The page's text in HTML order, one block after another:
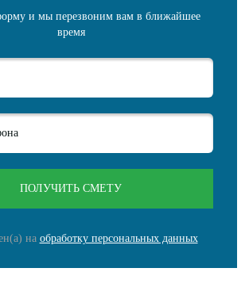
и мы перезвоним вам в ближайшее
время
на обработку персональных данных